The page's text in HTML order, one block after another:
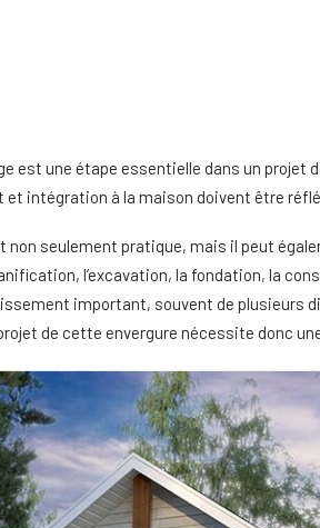
est une étape essentielle dans un
intégration à la maison doivent être
non seulement pratique, mais il peut
l’excavation, la fondation, la
important, souvent de plusieurs
de cette envergure nécessite donc